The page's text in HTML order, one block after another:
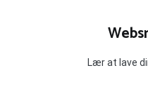
Lær at lave